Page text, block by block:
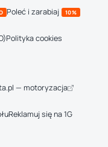
Poleć i zarabiaj 10%
Polityka cookies
— motoryzacja
Reklamuj się na 1G